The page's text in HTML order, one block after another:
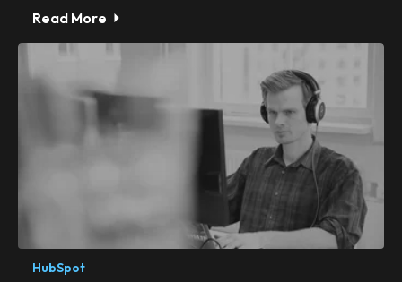
Read More
HubSpot